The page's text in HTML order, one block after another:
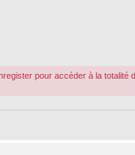
pour accéder à la totalité